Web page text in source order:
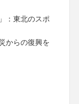
：東北のスポ
からの復興を